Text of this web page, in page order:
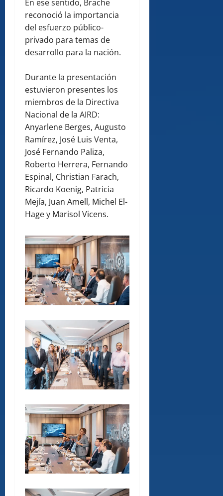
En ese sentido, Brache
reconoció la importancia
del esfuerzo público-
privado para temas de
desarrollo para la nación.
Durante la presentación
estuvieron presentes los
miembros de la Directiva
Nacional de la AIRD:
Anyarlene Berges, Augusto
Ramírez, José Luis Venta,
José Fernando Paliza,
Roberto Herrera, Fernando
Espinal, Christian Farach,
Ricardo Koenig, Patricia
Mejía, Juan Amell, Michel El-
Hage y Marisol Vicens.